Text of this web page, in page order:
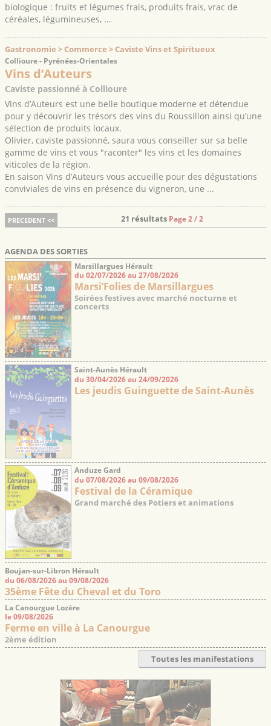
biologique : fruits et légumes frais, produits frais, vrac de
céréales, légumineuses, ...
Gastronomie > Commerce > Caviste Vins et Spiritueux
Collioure - Pyrénées-Orientales
Vins d’Auteurs
Caviste passionné à Collioure
Vins d’Auteurs est une belle boutique moderne et détendue
pour y découvrir les trésors des vins du Roussillon ainsi qu’une
sélection de produits locaux.
Olivier, caviste passionné, saura vous conseiller sur sa belle
gamme de vins et vous "raconter" les vins et les domaines
viticoles de la région.
En saison Vins d’Auteurs vous accueille pour des dégustations
conviviales de vins en présence du vigneron, une ...
PRECEDENT << 21 résultats Page 2 / 2
AGENDA DES SORTIES
Marsillargues Hérault
du 02/07/2026 au 27/08/2026
Marsi’Folies de Marsillargues
Soirées festives avec marché nocturne et
concerts
Saint-Aunès Hérault
du 30/04/2026 au 24/09/2026
Les jeudis Guinguette de Saint-Aunès
Anduze Gard
du 07/08/2026 au 09/08/2026
Festival de la Céramique
Grand marché des Potiers et animations
Boujan-sur-Libron Hérault
du 06/08/2026 au 09/08/2026
35ème Fête du Cheval et du Toro
La Canourgue Lozère
le 09/08/2026
Ferme en ville à La Canourgue
2ème édition
Toutes les manifestations